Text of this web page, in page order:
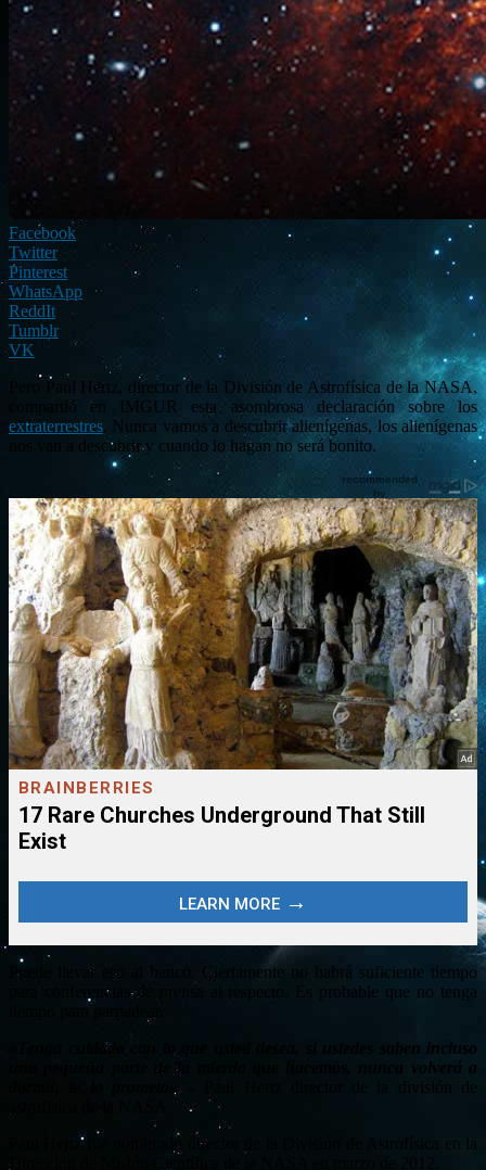
Facebook
Twitter
Pinterest
WhatsApp
ReddIt
Tumblr
VK
Pero Paul Hertz, director de la División de Astrofísica de la NASA,
compartió en IMGUR esta asombrosa declaración sobre los
extraterrestres . Nunca vamos a descubrir alienígenas, los alienígenas
nos van a descubrir y cuando lo hagan no será bonito.
Puede llevar eso al banco. Ciertamente no habrá suficiente tiempo
para conferencias de prensa al respecto. Es probable que no tenga
tiempo para parpadear.
«Tenga cuidado con lo que usted desea, si ustedes saben incluso
una pequeña parte de la mierda que hacemos, nunca volverá a
– Paul Hertz director de la división de
Paul Hertz fue nombrado director de la División de Astrofísica en la